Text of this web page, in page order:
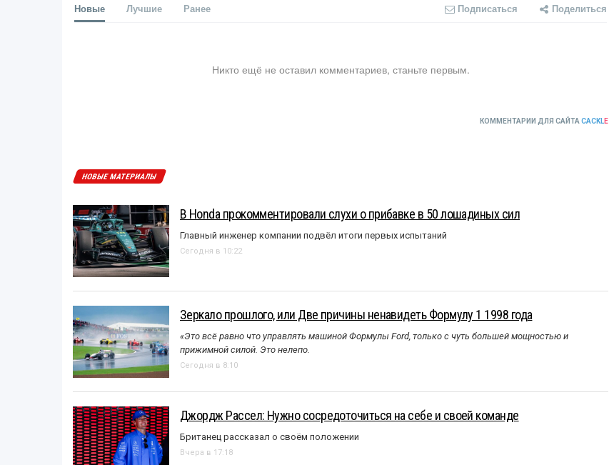
Новые Лучшие Ранее Подписаться Поделиться
Никто ещё не оставил комментариев, станьте первым.
КОММЕНТАРИИ ДЛЯ САЙТА CACKLE
НОВЫЕ МАТЕРИАЛЫ
В Honda прокомментировали слухи о прибавке в 50 лошадиных сил
Главный инженер компании подвёл итоги первых испытаний
Сегодня в 10:22
Зеркало прошлого, или Две причины ненавидеть Формулу 1 1998 года
«Это всё равно что управлять машиной Формулы Ford, только с чуть большей мощностью и
прижимной силой. Это нелепо.
Сегодня в 8:10
Джордж Рассел: Нужно сосредоточиться на себе и своей команде
Британец рассказал о своём положении
Вчера в 17:18